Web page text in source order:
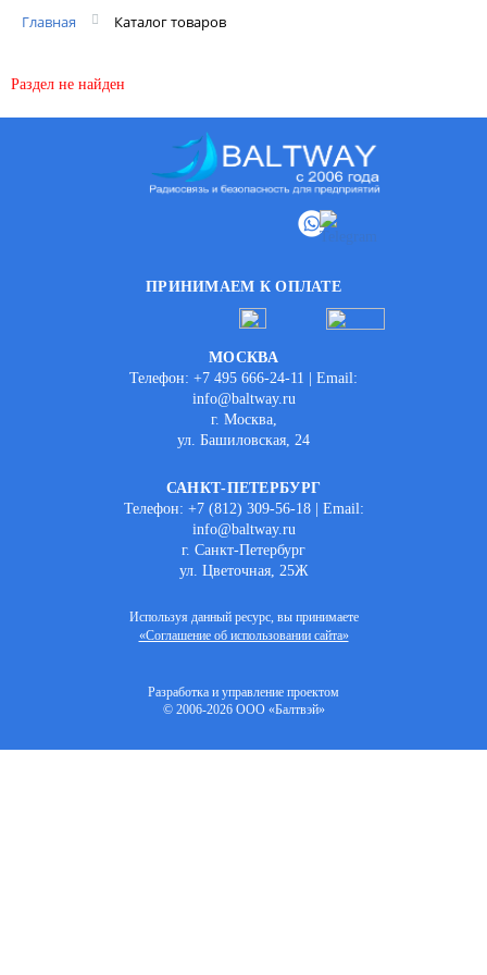
Главная Каталог товаров
Раздел не найден
ПРИНИМАЕМ К ОПЛАТЕ
МОСКВА
Телефон: +7 495 666-24-11 | Email:
info@baltway.ru
г. Москва,
ул. Башиловская, 24
САНКТ-ПЕТЕРБУРГ
Телефон: +7 (812) 309-56-18 | Email:
info@baltway.ru
г. Санкт-Петербург
ул. Цветочная, 25Ж
Разработка и управление проектом
© 2006-2026 ООО «Балтвэй»
Используя данный ресурс, вы принимаете
«Соглашение об использовании сайта»